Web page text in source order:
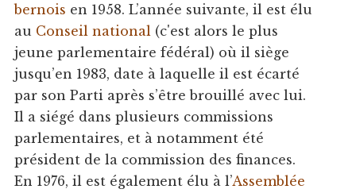
bernois en 1958. L’année suivante, il est élu
au Conseil national (c'est alors le plus
jeune parlementaire fédéral) où il siège
jusqu’en 1983, date à laquelle il est écarté
par son Parti après s’être brouillé avec lui.
Il a siégé dans plusieurs commissions
parlementaires, et à notamment été
président de la commission des finances.
En 1976, il est également élu à l’Assemblée